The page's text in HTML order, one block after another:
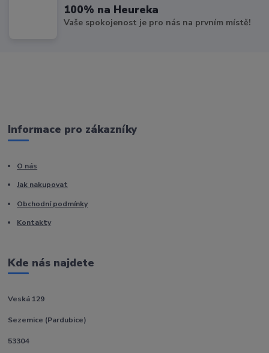
100% na Heureka
Vaše spokojenost je pro nás na prvním místě!
Informace pro zákazníky
O nás
Jak nakupovat
Obchodní podmínky
Kontakty
Kde nás najdete
Veská 129
Sezemice (Pardubice)
53304